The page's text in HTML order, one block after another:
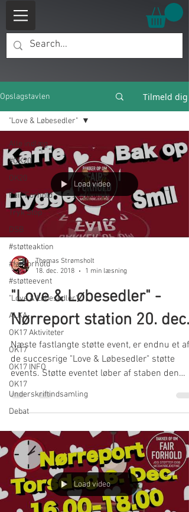
Opslagstavlen Tilmeld dig
Alle indlæg
#OK20
OK20
Fair Forhold
Tryk Stop
DSB
#støtteaktion
#fairforhold
#støtteevent
"Love & Løbesedler"
ALKA
OK17 Aktiviteter
OK17
OK17 INFO
OK17
Underskriftindsamling
Debat
"Love & Løbesedler"
Load video
Thomas Strømsholt
18. dec. 2018
1 min læsning
"Love & Løbesedler" -
Nørreport station 20. dec.
Næste fastlangte støtte event, er endnu et af
de succesrige "Love & Løbesedler" støtte
events. Støtte eventet løber af staben den
20....
Load video